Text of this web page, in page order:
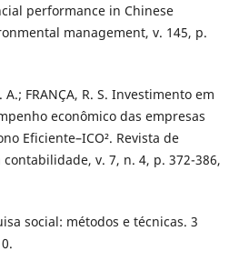
performance in Chinese
management, v. 145, p.
A.; FRANÇA, R. S. Investimento em
econômico das empresas
Eficiente–ICO². Revista de
v. 7, n. 4, p. 372-386,
social: métodos e técnicas. 3